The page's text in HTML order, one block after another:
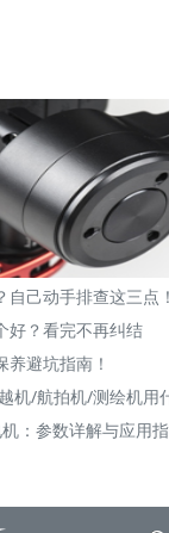
己动手排查这三点！
好？看完不再纠结
避坑指南！
机/航拍机/测绘机用
：参数详解与应用